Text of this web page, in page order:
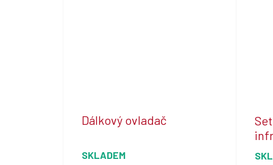
Dálkový ovladač
SKLADEM